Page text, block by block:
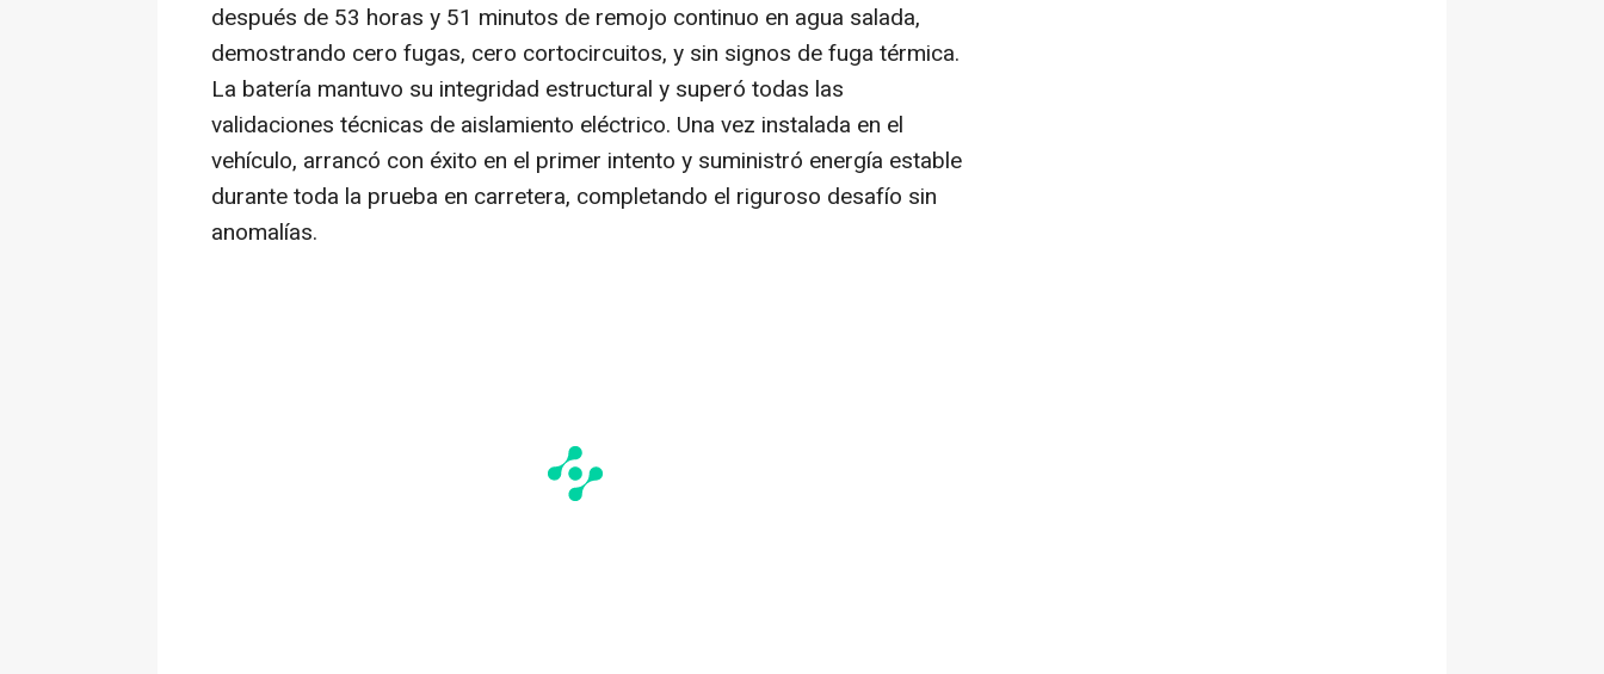
después de 53 horas y 51 minutos de remojo continuo en agua salada,
demostrando cero fugas, cero cortocircuitos, y sin signos de fuga térmica.
La batería mantuvo su integridad estructural y superó todas las
validaciones técnicas de aislamiento eléctrico. Una vez instalada en el
vehículo, arrancó con éxito en el primer intento y suministró energía estable
durante toda la prueba en carretera, completando el riguroso desafío sin
anomalías.